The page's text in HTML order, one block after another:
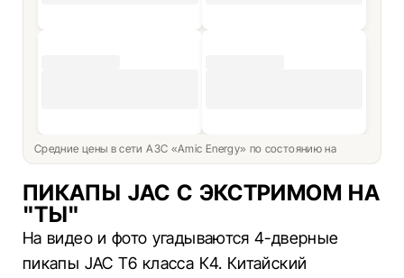
Средние цены в сети АЗС «Amic Energy» по состоянию на
ПИКАПЫ JAC С ЭКСТРИМОМ НА
"ТЫ"
На видео и фото угадываются 4-дверные
пикапы JAC T6 класса К4. Китайский